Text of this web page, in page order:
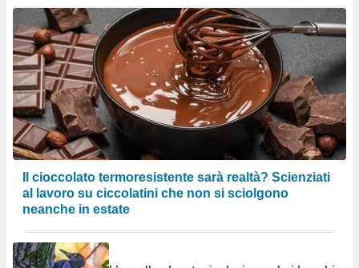
Il cioccolato termoresistente sarà realtà? Scienziati
al lavoro su ciccolatini che non si sciolgono
neanche in estate